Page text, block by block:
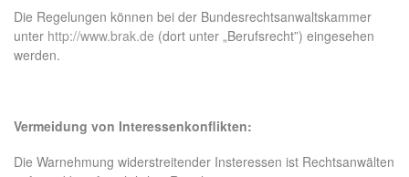
Die Regelungen können bei der Bundesrechtsanwaltskammer
unter http://www.brak.de (dort unter „Berufsrecht”) eingesehen
werden.
Vermeidung von Interessenkonflikten:
Die Warnehmung widerstreitender Insteressen ist Rechtsanwälten